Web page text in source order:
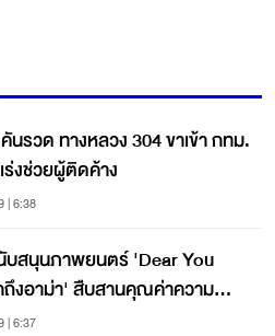
นรวด ทางหลวง 304 ขาเข้า กทม.
งช่วยผู้ติดค้าง
| 6:38
บสนุนภาพยนตร์ 'Dear You
งอาม่า' สืบสานคุณค่าความ
| 6:37